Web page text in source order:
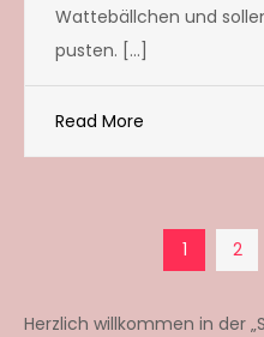
Wattebällchen und
pusten. […]
Read More
1 2
Herzlich willkommen in der